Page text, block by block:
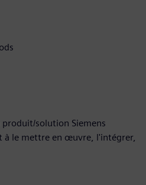
solution Siemens
à le mettre en œuvre, l'intégrer,